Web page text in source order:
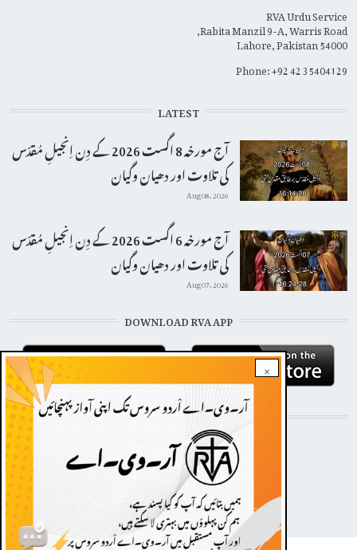
×
RVA Urdu Service
Rabita Manzil 9-A, Warris Road,
Lahore, Pakistan 54000
Phone: +92 42 35404129
LATEST
آج مورخہ 8 اگست 2026 کے دِن اِنجیلِ مُقدّس
کی تلاوت اور دھیان وگیان
Aug 08, 2026
آج مورخہ 6 اگست 2026 کے دِن اِنجیلِ مُقدّس
کی تلاوت اور دھیان وگیان
Aug 07, 2026
DOWNLOAD RVA APP
STAY CONNECTED WITH US!